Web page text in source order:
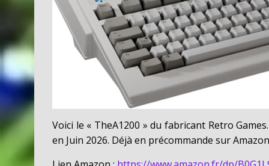
Voici le « TheA1200 » du fabricant Retro
en Juin 2026. Déjà en précommande sur